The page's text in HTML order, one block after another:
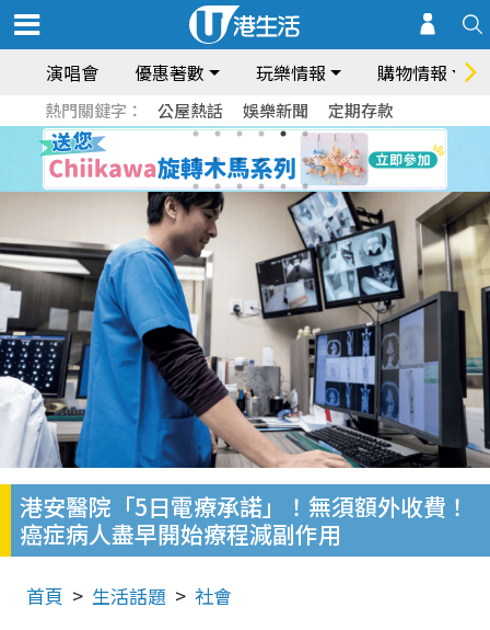
演唱會 優惠著數 玩樂情報 購物情報
熱門關鍵字： 公屋熱話 娛樂新聞 定期存款
港安醫院「5日電療承諾」！無須額外收費！
癌症病人盡早開始療程減副作用
首頁 生活話題 社會